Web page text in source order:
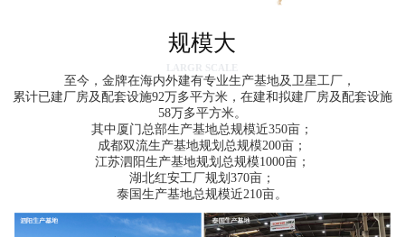
规模大
至今，金牌在海内外建有专业生产基地及卫星工厂，
累计已建厂房及配套设施92万多平方米，在建和拟建厂房及配套设施
58万多平方米。
其中厦门总部生产基地总规模近350亩；
成都双流生产基地规划总规模200亩；
江苏泗阳生产基地规划总规模1000亩；
湖北红安工厂规划370亩；
泰国生产基地总规模近210亩。